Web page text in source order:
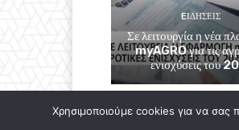
EΙΔΗΣΕΙΣ
Σε λειτουργία η νέα
myAGRO για τις
ενισχύσεις του
Χρησιμοποιούμε cookies για να σας